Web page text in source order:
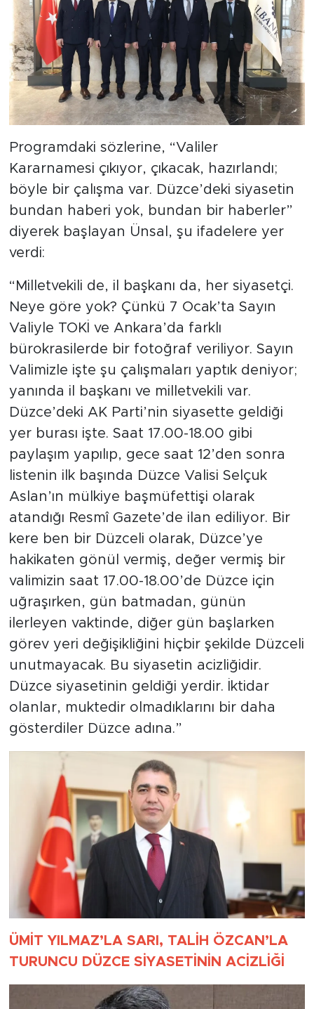
Programdaki sözlerine, “Valiler
Kararnamesi çıkıyor, çıkacak, hazırlandı;
böyle bir çalışma var. Düzce’deki siyasetin
bundan haberi yok, bundan bir haberler”
diyerek başlayan Ünsal, şu ifadelere yer
verdi:
“Milletvekili de, il başkanı da, her siyasetçi.
Neye göre yok? Çünkü 7 Ocak’ta Sayın
Valiyle TOKİ ve Ankara’da farklı
bürokrasilerde bir fotoğraf veriliyor. Sayın
Valimizle işte şu çalışmaları yaptık deniyor;
yanında il başkanı ve milletvekili var.
Düzce’deki AK Parti’nin siyasette geldiği
yer burası işte. Saat 17.00-18.00 gibi
paylaşım yapılıp, gece saat 12’den sonra
listenin ilk başında Düzce Valisi Selçuk
Aslan’ın mülkiye başmüfettişi olarak
atandığı Resmî Gazete’de ilan ediliyor. Bir
kere ben bir Düzceli olarak, Düzce’ye
hakikaten gönül vermiş, değer vermiş bir
valimizin saat 17.00-18.00’de Düzce için
uğraşırken, gün batmadan, günün
ilerleyen vaktinde, diğer gün başlarken
görev yeri değişikliğini hiçbir şekilde Düzceli
unutmayacak. Bu siyasetin acizliğidir.
Düzce siyasetinin geldiği yerdir. İktidar
olanlar, muktedir olmadıklarını bir daha
gösterdiler Düzce adına.”
ÜMİT YILMAZ’LA SARI, TALİH ÖZCAN’LA
TURUNCU DÜZCE SİYASETİNİN ACİZLİĞİ